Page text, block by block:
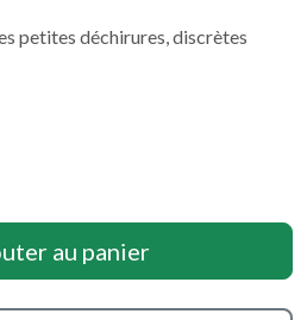
petites déchirures, discrètes
au panier